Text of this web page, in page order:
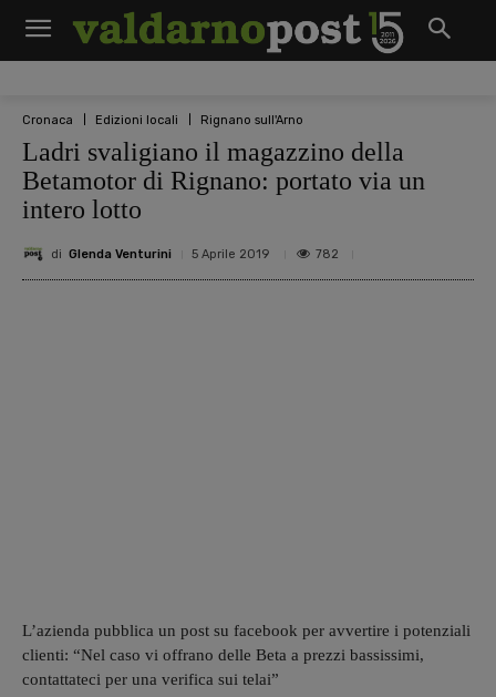
Cronaca Edizioni locali Rignano sull'Arno
Ladri svaligiano il magazzino della
Betamotor di Rignano: portato via un
intero lotto
di Glenda Venturini 5 Aprile 2019 782
L’azienda pubblica un post su facebook per avvertire i potenziali
clienti: “Nel caso vi offrano delle Beta a prezzi bassissimi,
contattateci per una verifica sui telai”